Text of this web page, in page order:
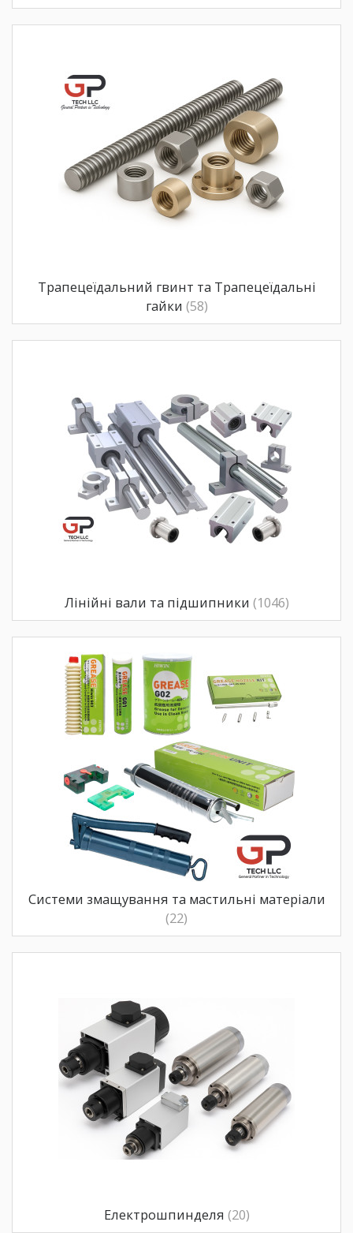
Трапецеїдальний гвинт та Трапецеїдальні
гайки (58)
Лінійні вали та підшипники (1046)
Системи змащування та мастильні матеріали
(22)
Електрошпинделя (20)